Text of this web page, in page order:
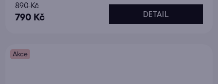
790 Kč
890 Kč
DETAIL
Akce